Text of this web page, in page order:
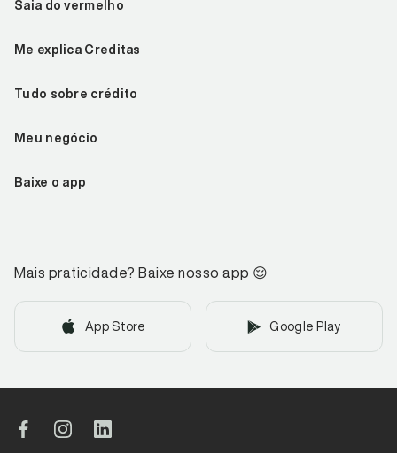
Saia do vermelho
Me explica Creditas
Tudo sobre crédito
Meu negócio
Baixe o app
Mais praticidade? Baixe nosso app 😌
App Store Google Play